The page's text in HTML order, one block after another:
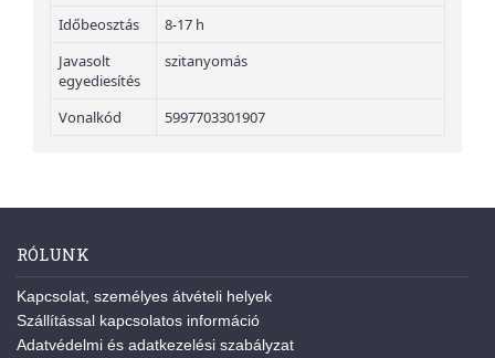
Időbeosztás
8-17 h
Javasolt
egyediesítés
szitanyomás
Vonalkód 5997703301907
RÓLUNK
Kapcsolat, személyes átvételi helyek
Szállítással kapcsolatos információ
Adatvédelmi és adatkezelési szabályzat